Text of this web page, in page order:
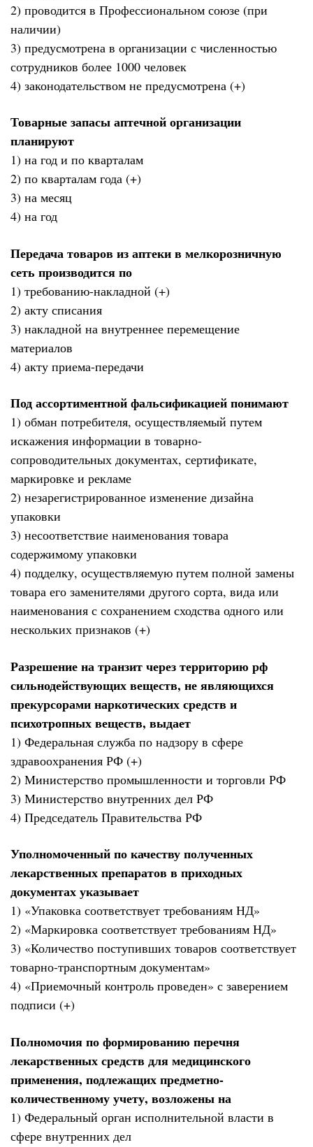
2) проводится в Профессиональном союзе (при
наличии)
3) предусмотрена в организации с численностью
сотрудников более 1000 человек
4) законодательством не предусмотрена (+)
Товарные запасы аптечной организации
планируют
1) на год и по кварталам
2) по кварталам года (+)
3) на месяц
4) на год
Передача товаров из аптеки в мелкорозничную
сеть производится по
1) требованию-накладной (+)
2) акту списания
3) накладной на внутреннее перемещение
материалов
4) акту приема-передачи
Под ассортиментной фальсификацией понимают
1) обман потребителя, осуществляемый путем
искажения информации в товарно-
сопроводительных документах, сертификате,
маркировке и рекламе
2) незарегистрированное изменение дизайна
упаковки
3) несоответствие наименования товара
содержимому упаковки
4) подделку, осуществляемую путем полной замены
товара его заменителями другого сорта, вида или
наименования с сохранением сходства одного или
нескольких признаков (+)
Разрешение на транзит через территорию рф
сильнодействующих веществ, не являющихся
прекурсорами наркотических средств и
психотропных веществ, выдает
1) Федеральная служба по надзору в сфере
здравоохранения РФ (+)
2) Министерство промышленности и торговли РФ
3) Министерство внутренних дел РФ
4) Председатель Правительства РФ
Уполномоченный по качеству полученных
лекарственных препаратов в приходных
документах указывает
1) «Упаковка соответствует требованиям НД»
2) «Маркировка соответствует требованиям НД»
3) «Количество поступивших товаров соответствует
товарно-транспортным документам»
4) «Приемочный контроль проведен» с заверением
подписи (+)
Полномочия по формированию перечня
лекарственных средств для медицинского
применения, подлежащих предметно-
количественному учету, возложены на
1) Федеральный орган исполнительной власти в
сфере внутренних дел